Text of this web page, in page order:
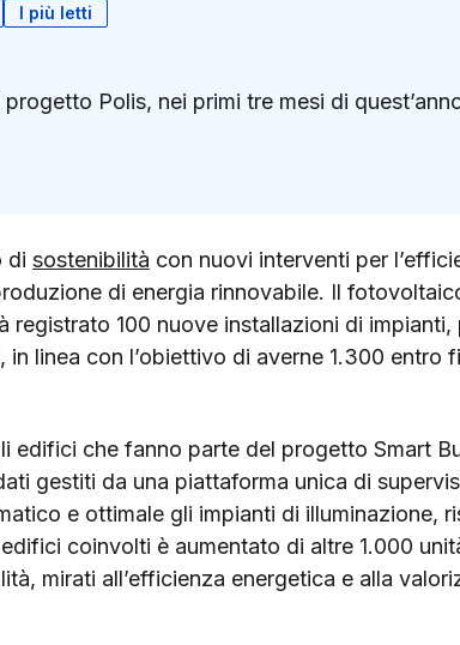
I più letti
Polis, nei primi tre mesi di
di sostenibilità con nuovi interventi per
di energia rinnovabile. Il
registrato 100 nuove installazioni di
linea con l’obiettivo di averne 1.300 entro
edifici che fanno parte del progetto Smart
gestiti da una piattaforma unica di
e ottimale gli impianti di illuminazione,
coinvolti è aumentato di altre 1.000
mirati all’efficienza energetica e alla